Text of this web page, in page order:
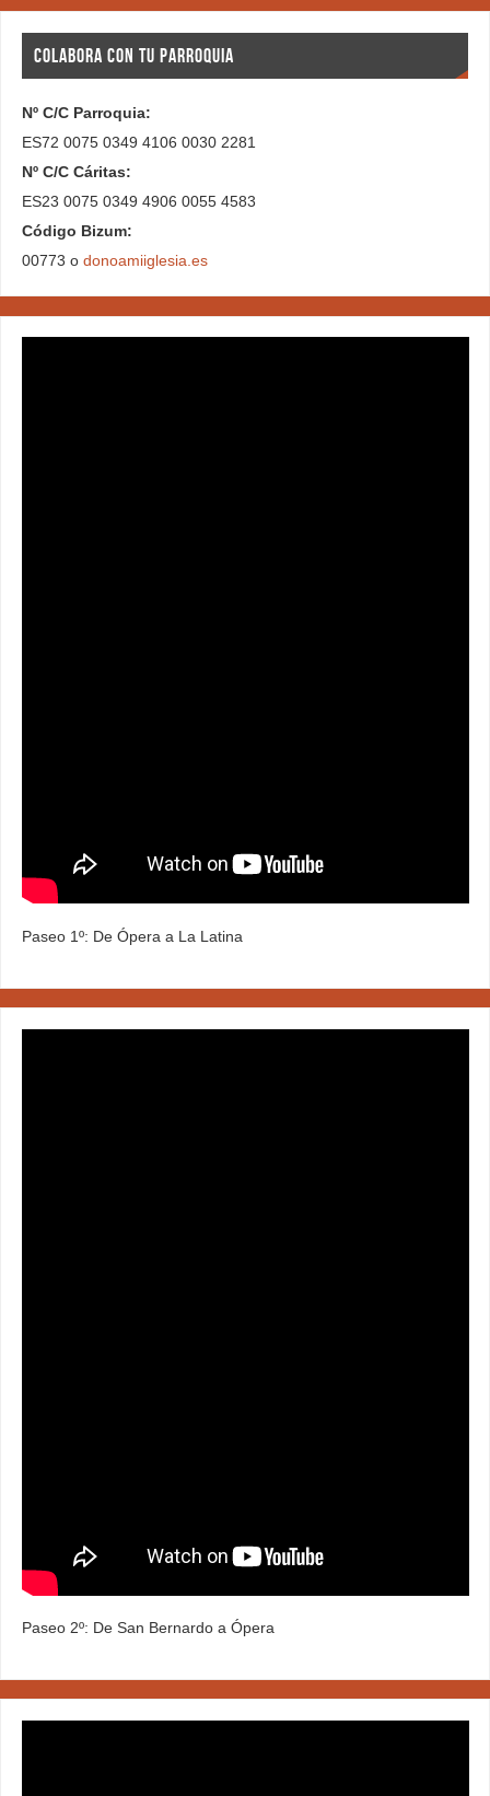
COLABORA CON TU PARROQUIA
Nº C/C Parroquia:
ES72 0075 0349 4106 0030 2281
Nº C/C Cáritas:
ES23 0075 0349 4906 0055 4583
Código Bizum:
00773 o donoamiiglesia.es
Paseo 1º: De Ópera a La Latina
Paseo 2º: De San Bernardo a Ópera